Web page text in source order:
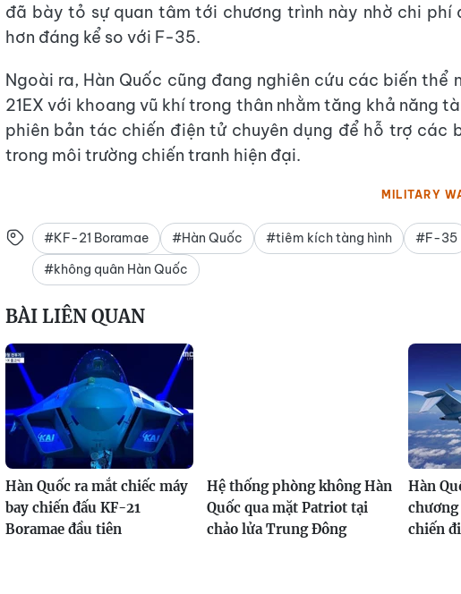
đã bày tỏ sự quan tâm tới chương trình này nhờ chi phí
hơn đáng kể so với F-35.
Ngoài ra, Hàn Quốc cũng đang nghiên cứu các biến thể
21EX với khoang vũ khí trong thân nhằm tăng khả năng
phiên bản tác chiến điện tử chuyên dụng để hỗ trợ các
trong môi trường chiến tranh hiện đại.
MILITARY
#KF-21 Boramae #Hàn Quốc #tiêm kích tàng hình #F-35
#không quân Hàn Quốc
BÀI LIÊN QUAN
Hàn Quốc ra mắt chiếc máy
bay chiến đấu KF-21
Boramae đầu tiên
Hệ thống phòng không Hàn
Quốc qua mặt Patriot tại
chảo lửa Trung Đông
Hàn
chiến